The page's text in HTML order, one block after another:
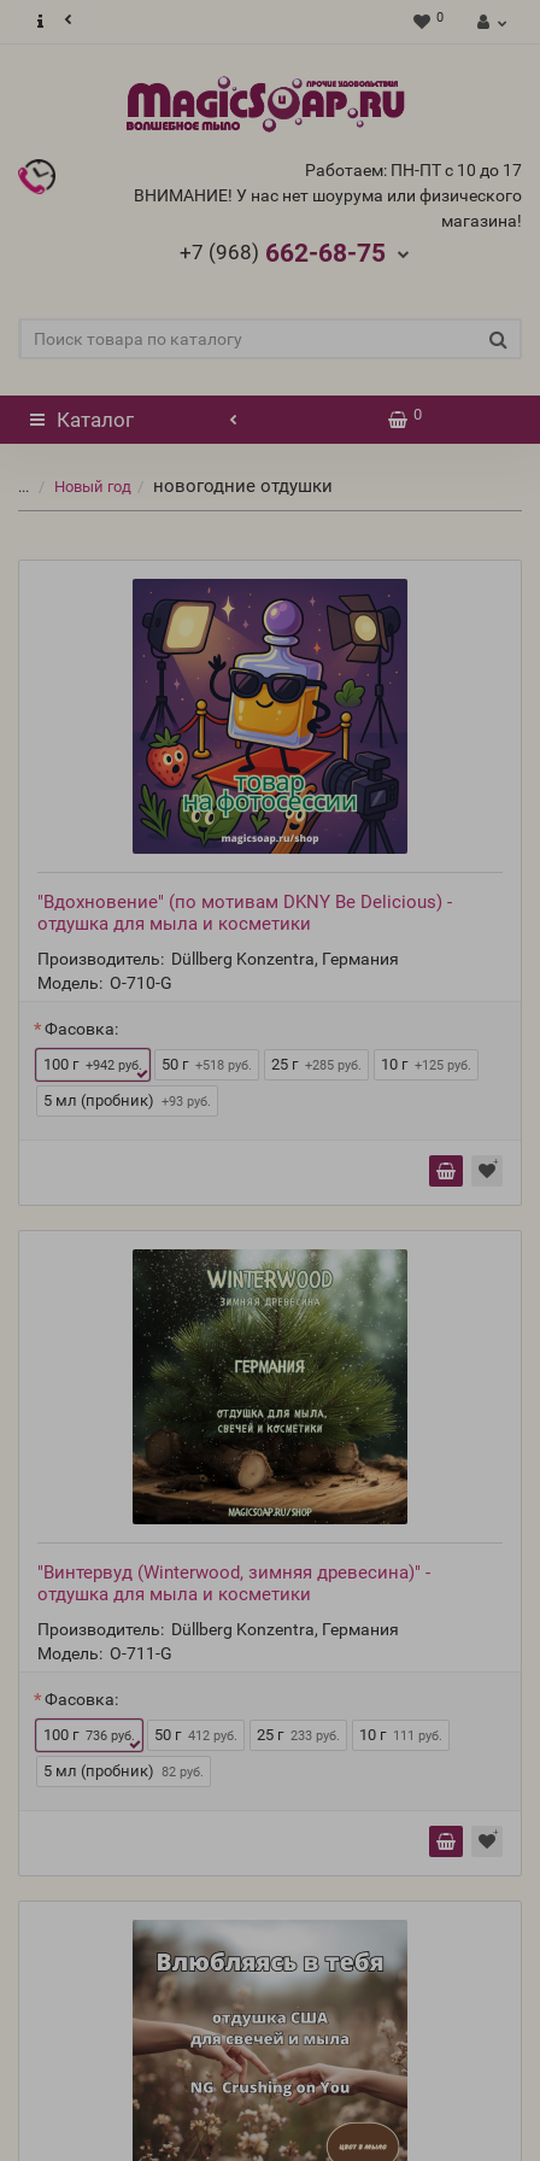
0
Работаем: ПН-ПТ с 10 до 17
ВНИМАНИЕ! У нас нет шоурума или физического
магазина!
+7 (968) 662-68-75
Каталог 0
... Новый год новогодние отдушки
"Вдохновение" (по мотивам DKNY Be Delicious) -
отдушка для мыла и косметики
Производитель: Düllberg Konzentra, Германия
Модель: O-710-G
Фасовка:
100 г +942 руб. 50 г +518 руб. 25 г +285 руб. 10 г +125 руб.
5 мл (пробник) +93 руб.
"Винтервуд (Winterwood, зимняя древесина)" -
отдушка для мыла и косметики
Производитель: Düllberg Konzentra, Германия
Модель: O-711-G
Фасовка:
100 г 736 руб. 50 г 412 руб. 25 г 233 руб. 10 г 111 руб.
5 мл (пробник) 82 руб.